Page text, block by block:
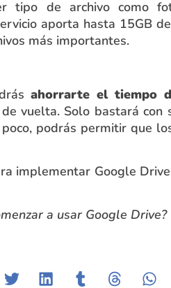
tipo de archivo como
aporta hasta 15GB
más importantes.
ahorrarte el tiempo
vuelta. Solo bastará
podrás permitir que
implementar Google
a usar Google Drive?